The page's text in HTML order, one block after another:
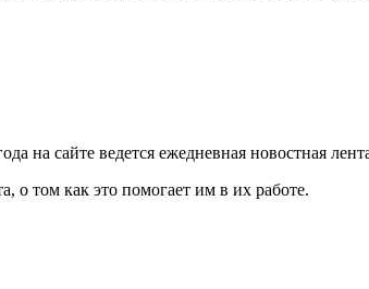
на сайте ведется ежедневная новостная
о том как это помогает им в их работе.